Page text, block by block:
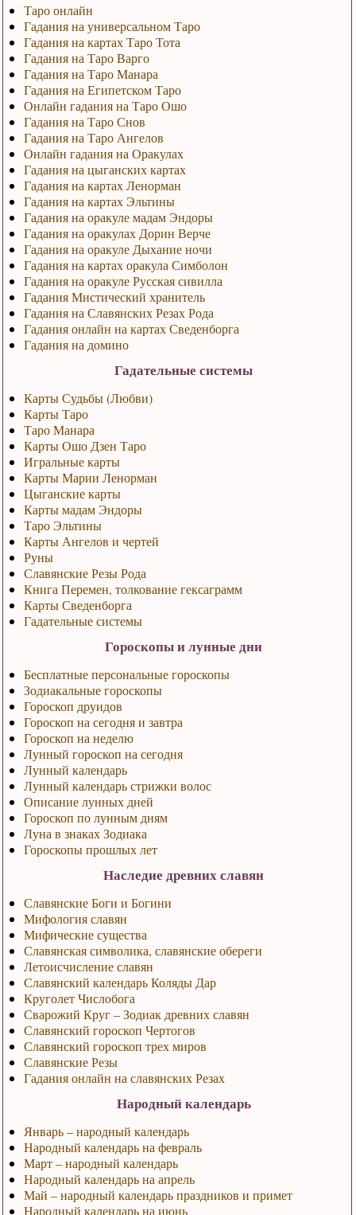
Таро онлайн
Гадания на универсальном Таро
Гадания на картах Таро Тота
Гадания на Таро Варго
Гадания на Таро Манара
Гадания на Египетском Таро
Онлайн гадания на Таро Ошо
Гадания на Таро Снов
Гадания на Таро Ангелов
Онлайн гадания на Оракулах
Гадания на цыганских картах
Гадания на картах Ленорман
Гадания на картах Эльтины
Гадания на оракуле мадам Эндоры
Гадания на оракулах Дорин Верче
Гадания на оракуле Дыхание ночи
Гадания на картах оракула Симболон
Гадания на оракуле Русская сивилла
Гадания Мистический хранитель
Гадания на Славянских Резах Рода
Гадания онлайн на картах Сведенборга
Гадания на домино
Гадательные системы
Карты Судьбы (Любви)
Карты Таро
Таро Манара
Карты Ошо Дзен Таро
Игральные карты
Карты Марии Ленорман
Цыганские карты
Карты мадам Эндоры
Таро Эльтины
Карты Ангелов и чертей
Руны
Славянские Резы Рода
Книга Перемен, толкование гексаграмм
Карты Сведенборга
Гадательные системы
Гороскопы и лунные дни
Бесплатные персональные гороскопы
Зодиакальные гороскопы
Гороскоп друидов
Гороскоп на сегодня и завтра
Гороскоп на неделю
Лунный гороскоп на сегодня
Лунный календарь
Лунный календарь стрижки волос
Описание лунных дней
Гороскоп по лунным дням
Луна в знаках Зодиака
Гороскопы прошлых лет
Наследие древних славян
Славянские Боги и Богини
Мифология славян
Мифические существа
Славянская символика, славянские обереги
Летоисчисление славян
Славянский календарь Коляды Дар
Круголет Числобога
Сварожий Круг – Зодиак древних славян
Славянский гороскоп Чертогов
Славянский гороскоп трех миров
Славянские Резы
Гадания онлайн на славянских Резах
Народный календарь
Январь – народный календарь
Народный календарь на февраль
Март – народный календарь
Народный календарь на апрель
Май – народный календарь праздников и примет
Народный календарь на июнь